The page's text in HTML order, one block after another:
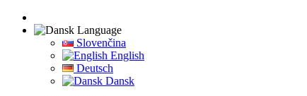
Language
Slovenčina
English
Deutsch
Dansk